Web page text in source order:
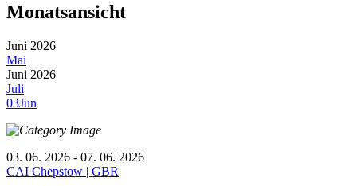
Monatsansicht
Juni 2026
Mai
Juni 2026
Juli
03Jun
03. 06. 2026 - 07. 06. 2026
CAI Chepstow | GBR